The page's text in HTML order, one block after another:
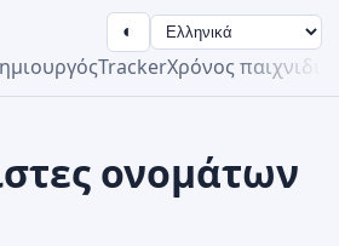
TrackerΧρόνος
◐
ονομάτων